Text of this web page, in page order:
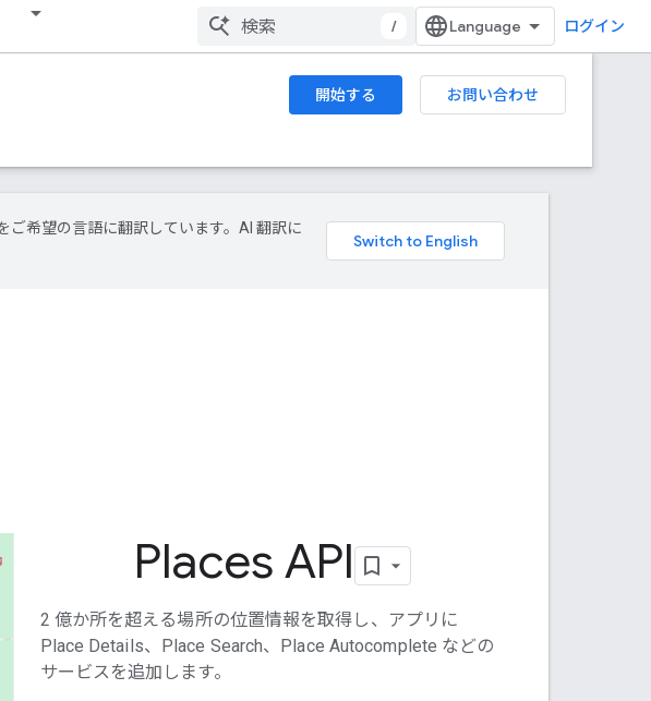
/ ログイン
開始する
お問い合わせ
ご希望の言語に翻訳しています。AI 翻訳に
Places API
2 億か所を超える場所の位置情報を取得し、アプリに
Place Details、Place Search、Place Autocomplete などの
サービスを追加します。